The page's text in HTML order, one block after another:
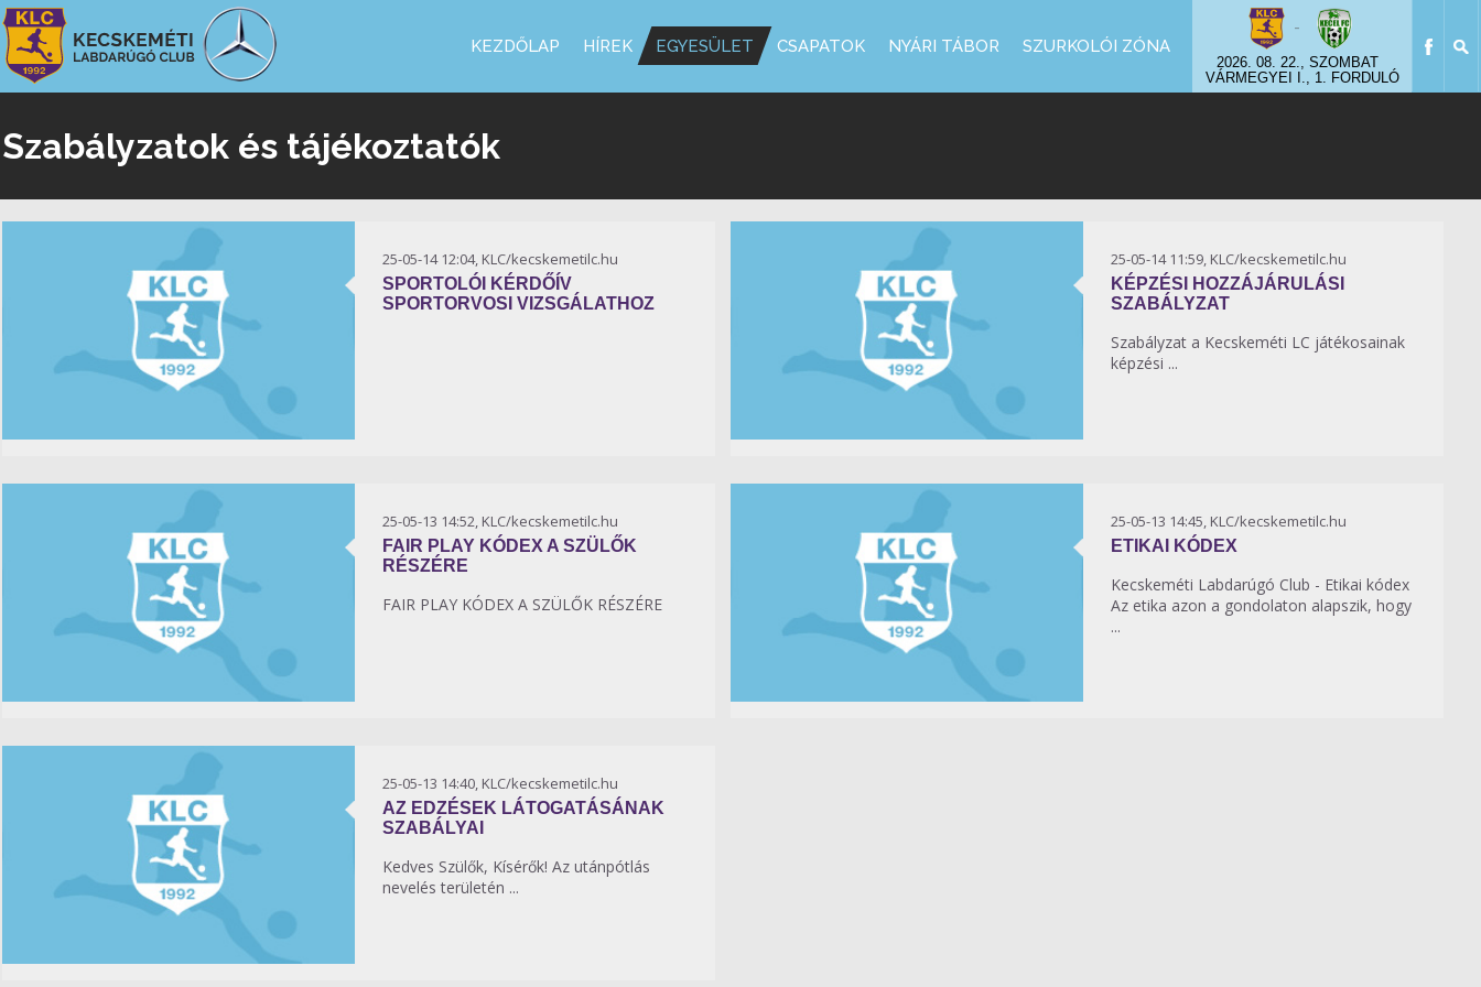
-
2026. 08. 22., SZOMBAT
VÁRMEGYEI I., 1. FORDULÓ
KEZDŐLAP HÍREK EGYESÜLET CSAPATOK NYÁRI TÁBOR SZURKOLÓI ZÓNA
Szabályzatok és tájékoztatók
25-05-14 12:04, KLC/kecskemetilc.hu
SPORTOLÓI KÉRDŐÍV
SPORTORVOSI VIZSGÁLATHOZ
25-05-14 11:59, KLC/kecskemetilc.hu
KÉPZÉSI HOZZÁJÁRULÁSI
SZABÁLYZAT
Szabályzat a Kecskeméti LC játékosainak
képzési ...
25-05-13 14:52, KLC/kecskemetilc.hu
FAIR PLAY KÓDEX A SZÜLŐK
RÉSZÉRE
FAIR PLAY KÓDEX A SZÜLŐK RÉSZÉRE
25-05-13 14:45, KLC/kecskemetilc.hu
ETIKAI KÓDEX
Kecskeméti Labdarúgó Club - Etikai kódex
Az etika azon a gondolaton alapszik, hogy
...
25-05-13 14:40, KLC/kecskemetilc.hu
AZ EDZÉSEK LÁTOGATÁSÁNAK
SZABÁLYAI
Kedves Szülők, Kísérők! Az utánpótlás
nevelés területén ...